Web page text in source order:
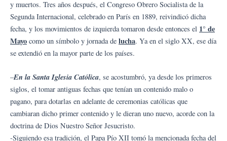
y muertos. Tres años después, el Congreso Obrero Socialista de la
Segunda Internacional, celebrado en París en 1889, reivindicó dicha
fecha, y los movimientos de izquierda tomaron desde entonces el 1° de
Mayo como un símbolo y jornada de lucha. Ya en el siglo XX, ese día
se extendió en la mayor parte de los países.
–En la Santa Iglesia Católica, se acostumbró, ya desde los primeros
siglos, el tomar antiguas fechas que tenían un contenido malo o
pagano, para dotarlas en adelante de ceremonias católicas que
cambiaran dicho primer contenido y le dieran uno nuevo, acorde con la
doctrina de Dios Nuestro Señor Jesucristo.
-Siguiendo esa tradición, el Papa Pío XII tomó la mencionada fecha del